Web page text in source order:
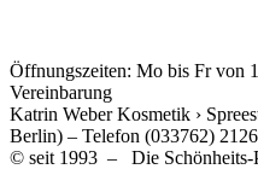
Öffnungszeiten: Mo bis Fr von
Vereinbarung
Katrin Weber Kosmetik ›
Berlin) – Telefon (033762)
© seit 1993 – Die Schönheits-